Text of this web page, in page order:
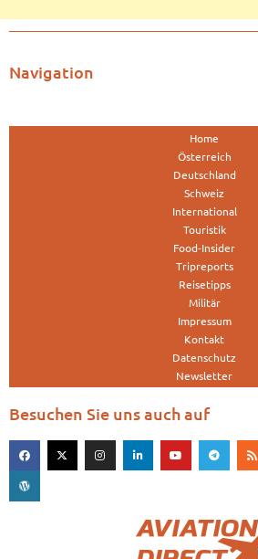
Navigation
Home
Österreich
Deutschland
Schweiz
International
Touristik
Food-Insider
Tripreports
Reisetipps
Militär
Impressum
Kontakt
Datenschutz
Newsletter
Besuchen Sie uns auch auf